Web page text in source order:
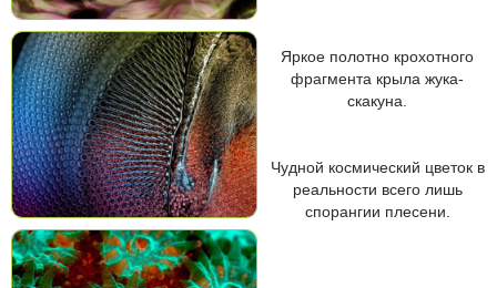
Яркое полотно крохотного
фрагмента крыла жука-
скакуна.
Чудной космический цветок в
реальности всего лишь
спорангии плесени.